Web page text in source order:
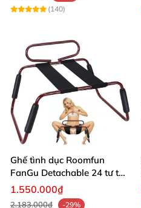
(140)
Ghế tình dục Roomfun
FanGu Detachable 24 tư thế
siêu bền
1.550.000₫
2.183.000₫
-29%